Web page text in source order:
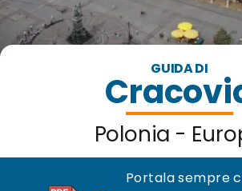
GUIDA DI
Polonia -
Portala sempre